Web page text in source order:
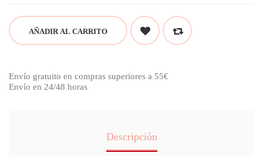
AÑADIR AL CARRITO
Envío gratuito en compras superiores a 55€
Envío en 24/48 horas
Descripción